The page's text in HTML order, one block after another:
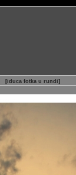
[iduca fotka u rundi]